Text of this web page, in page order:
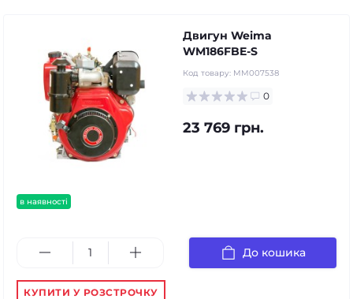
в наявності
Двигун Weima
WM186FBE-S
Код товару: MM007538
0
23 769 грн.
До кошика
КУПИТИ У РОЗСТРОЧКУ